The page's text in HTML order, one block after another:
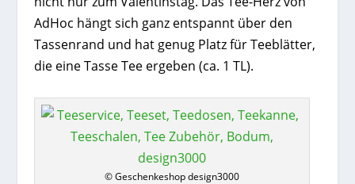
AdHoc hängt sich ganz entspannt über den
Tassenrand und hat genug Platz für Teeblätter,
die eine Tasse Tee ergeben (ca. 1 TL).
© Geschenkeshop design3000